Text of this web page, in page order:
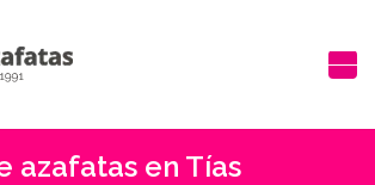
azafatas en Tías